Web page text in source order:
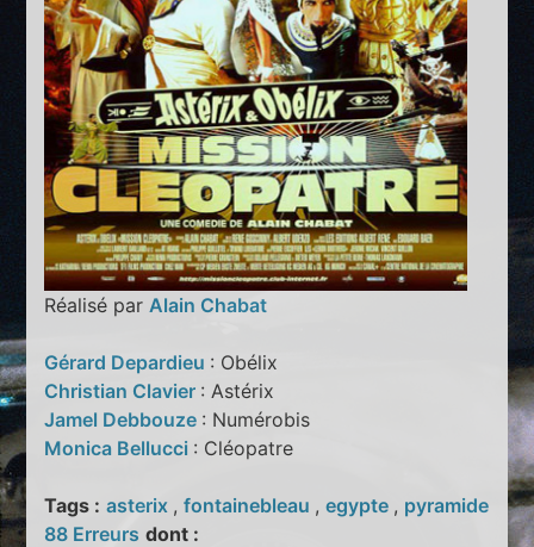
Réalisé par Alain Chabat
Gérard Depardieu : Obélix
Christian Clavier : Astérix
Jamel Debbouze : Numérobis
Monica Bellucci : Cléopatre
Tags : asterix ,fontainebleau ,egypte , pyramide
88 Erreurs dont :